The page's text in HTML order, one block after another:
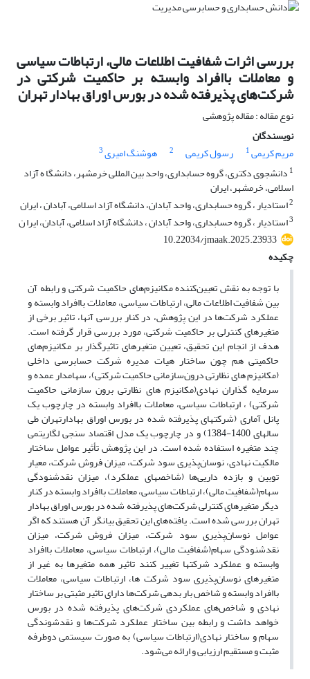
بررسی اثرات شفافیت اطلاعات مالی، ارتباطات سیاسی
و معاملات باافراد وابسته بر حاکمیت شرکتی در
شرکت‌های پذیرفته شده در بورس اوراق بهادار تهران
نوع مقاله : مقاله پژوهشی
نویسندگان
مریم کریمی1 رسول کریمی 2 هوشنگ امیری3
1 دانشجوی دکتری، گروه حسابداری، واحد بین المللی خرمشهر، دانشگا ه آزاد
اسلامی، خرمشهر، ایران
2استادیار ، گروه حسابداری، واحد آبادان، دانشگاه آزاد اسلامی، آبادان ، ایران
3استادیار ، گروه حسابداری، واحد آبادان ، دانشگاه آزاد اسلامی، آبادان، ایرا ن
10.22034/jmaak.2025.23933
چکیده
با توجه به نقش تعیین‌کننده مکانیزم‌های حاکمیت شرکتی و رابطه آن
بین شفافیت اطلاعات مالی، ارتباطات سیاسی، معاملات باافراد وابسته و
عملکرد شرکت‌ها در این پژوهش، در کنار بررسی آنها، تاثیر برخی از
متغیرهای کنترلی بر حاکمیت شرکتی، مورد بررسی قرار گرفته است.
هدف از انجام این تحقیق، تعیین متغیرهای تاثیرگذار بر مکانیزم‌های
حاکمیتی هم چون ساختار هیات مدیره شرکت حسابرسی داخلی
(مکانیزم های نظارتی درون‌سازمانی حاکمیت شرکتی)‌، سهامدار عمده و
سرمایه گذاران نهادی(مکانیزم های نظارتی برون سازمانی حاکمیت
شرکتی) ، ارتباطات سیاسی، معاملات باافراد وابسته در چارچوب یک
پانل آماری (شرکتهای پذیرفته شده در بورس اوراق بهادارتهران طی
سالهای 1400-1384‌) و در چارچوب یک مدل اقتصاد سنجی لگاریتمی
چند متغیره استفاده شده است. در این پژوهش تأثیر عوامل‌ ساختار
مالکیت نهادی، نوسان‌پذیری سود شرکت، میزان فروش شرکت، معیار
توبین و بازده داریی‌ها (شاخصهای عملکرد)، میزان نقدشنودگی
سهام(شفافیت مالی)، ارتباطات سیاسی، معاملات باافراد وابسته در کنار
دیگر متغیرهای کنترلی شرکت‌های پذیرفته شده در بورس اوراق بهادار
تهران بررسی شده است. یافته‌های این تحقیق بیانگر آن هستند که اگر
عوامل‌ نوسان‌پذیری سود شرکت، میزان فروش شرکت، میزان
نقدشنودگی سهام(شفافیت مالی)، ارتباطات سیاسی، معاملات باافراد
وابسته و عملکرد شرکتها تغییر کنند تاثیر همه متغیرها به غیر از
متغیرهای نوسان‌پذیری سود شرکت ها، ارتباطات سیاسی، معاملات
باافراد وابسته و شاخص بار بدهی شرکت‌ها دارای تاثیر مثبتی بر ساختار
نهادی و شاخص‌های عملکردی شرکت‌های پذیرفته شده در بورس
خواهد داشت و رابطه بین ساختار عملکرد شرکت‌ها و نقدشوندگی
سهام و ساختار نهادی(ارتباطات سیاسی) به صورت سیستمی دوطرفه
مثبت و مستقیم ارزیابی و ارائه می‌شود.